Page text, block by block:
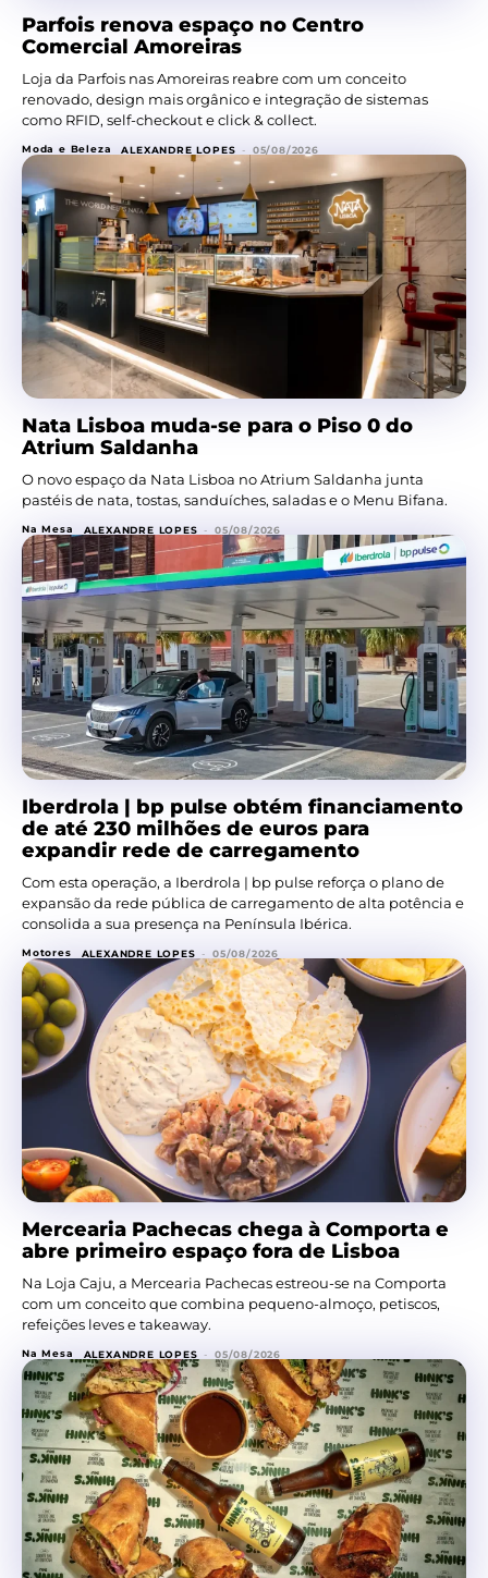
Parfois renova espaço no Centro
Comercial Amoreiras
Loja da Parfois nas Amoreiras reabre com um conceito
renovado, design mais orgânico e integração de sistemas
como RFID, self-checkout e click & collect.
Moda e Beleza ALEXANDRE LOPES - 05/08/2026
Nata Lisboa muda-se para o Piso 0 do
Atrium Saldanha
O novo espaço da Nata Lisboa no Atrium Saldanha junta
pastéis de nata, tostas, sanduíches, saladas e o Menu Bifana.
Na Mesa ALEXANDRE LOPES - 05/08/2026
Iberdrola | bp pulse obtém financiamento
de até 230 milhões de euros para
expandir rede de carregamento
Com esta operação, a Iberdrola | bp pulse reforça o plano de
expansão da rede pública de carregamento de alta potência e
consolida a sua presença na Península Ibérica.
Motores ALEXANDRE LOPES - 05/08/2026
Mercearia Pachecas chega à Comporta e
abre primeiro espaço fora de Lisboa
Na Loja Caju, a Mercearia Pachecas estreou-se na Comporta
com um conceito que combina pequeno-almoço, petiscos,
refeições leves e takeaway.
Na Mesa ALEXANDRE LOPES - 05/08/2026